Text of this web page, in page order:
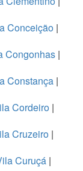
Conceição |
Congonhas |
Constança |
Cordeiro|
Cruzeiro |
Curuçá |